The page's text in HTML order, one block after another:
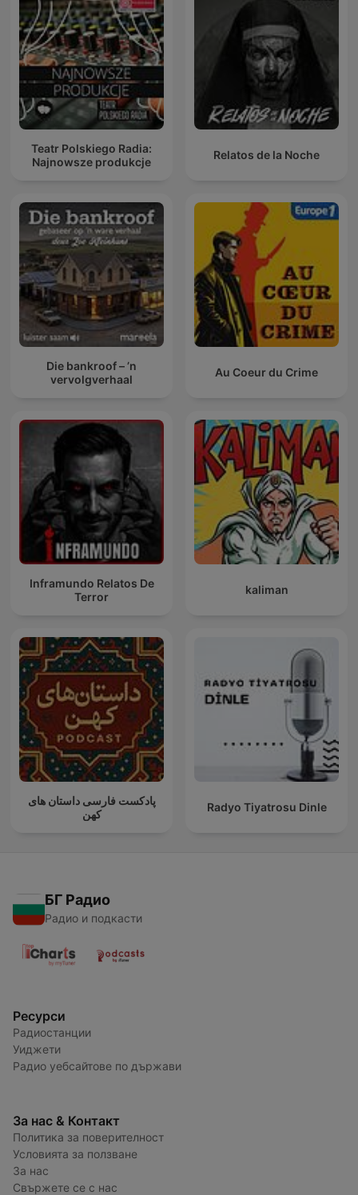
Teatr Polskiego Radia:
Najnowsze produkcje
Relatos de la Noche
Die bankroof – ’n
vervolgverhaal
Au Coeur du Crime
Inframundo Relatos De
Terror
kaliman
پادکست فارسی داستان های
کهن
Radyo Tiyatrosu Dinle
БГ Радио
Радио и подкасти
Ресурси
Радиостанции
Уиджети
Радио уебсайтове по държави
За нас & Контакт
Политика за поверителност
Условията за ползване
За нас
Свържете се с нас